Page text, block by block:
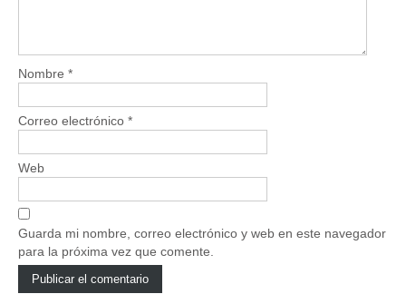
Nombre *
Correo electrónico *
Web
Guarda mi nombre, correo electrónico y web en este navegador
para la próxima vez que comente.